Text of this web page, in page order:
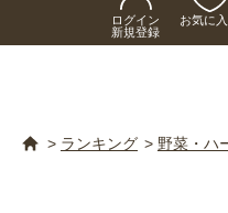
ログイン
新規登録
お気に
> ランキング > 野菜・ハ